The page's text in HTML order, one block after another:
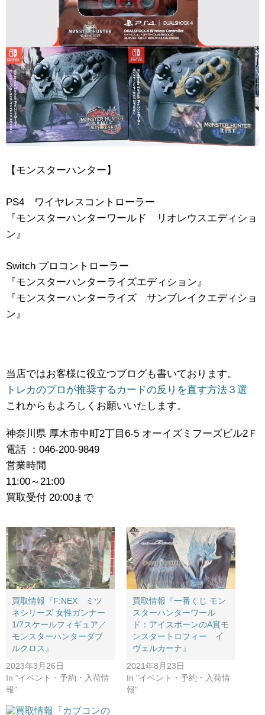
【モンスターハンター】
PS4 ワイヤレスコントローラー
『モンスターハンターワールド リオレウスエディショ
ン』
Switch プロコントローラー
『モンスターハンターライズエディション』
『モンスターハンターライズ サンブレイクエディショ
ン』
当店ではお客様に役立つブログも書いております。
トレカのプロが推奨するカードの反りを直す方法３選
これからもよろしくお願いいたします。
神奈川県 厚木市中町2丁目6-5 オーイズミフーズビル2Ｆ
電話 ：046-200-9849
営業時間
11:00～21:00
買取受付 20:00まで
買取情報『F:NEX ミツ
ネシリーズ 女性ガンナー
1/7スケールフィギュア／
モンスターハンターダブ
ルクロス』
2023年3月26日
In "イベント・予約・入荷情
報"
買取情報『一番くじ ​モン
スターハンターワール
ド：アイスボーンのA賞モ
ンスタートロフィー イ
ヴェルカーナ』
2021年8月23日
In "イベント・予約・入荷情
報"